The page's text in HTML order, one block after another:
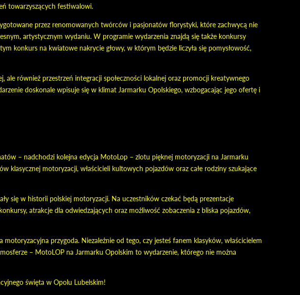
towarzyszących festiwalowi.
przez renomowanych twórców i pasjonatów florystyki, które zachwycą nie
artystycznym wydaniu. W programie wydarzenia znajdą się także konkursy
konkurs na kwiatowe nakrycie głowy, w którym będzie liczyła się pomysłowość,
również przestrzeń integracji społeczności lokalnej oraz promocji kreatywnego
doskonale wpisuje się w klimat Jarmarku Opolskiego, wzbogacając jego ofertę i
– nadchodzi kolejna edycja MotoLop – zlotu pięknej motoryzacji na Jarmarku
klasycznej motoryzacji, właścicieli kultowych pojazdów oraz całe rodziny szukające
się w historii polskiej motoryzacji. Na uczestników czekać będą prezentacje
atrakcje dla odwiedzających oraz możliwość zobaczenia z bliska pojazdów,
przygoda. Niezależnie od tego, czy jesteś fanem klasyków, właścicielem
– MotoLOP na Jarmarku Opolskim to wydarzenie, którego nie można
święta w Opolu Lubelskim!